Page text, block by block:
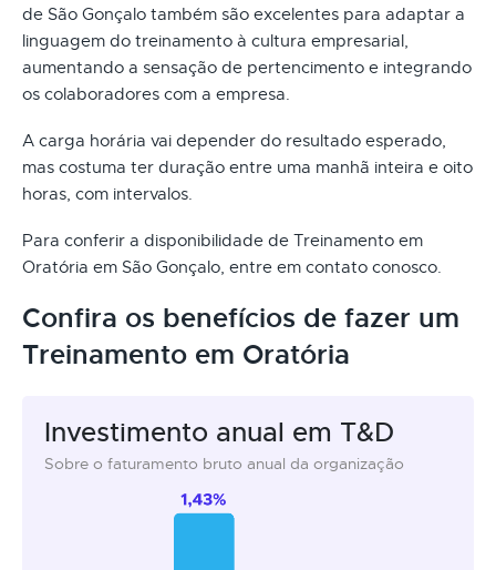
de São Gonçalo também são excelentes para adaptar a
linguagem do treinamento à cultura empresarial,
aumentando a sensação de pertencimento e integrando
os colaboradores com a empresa.
A carga horária vai depender do resultado esperado,
mas costuma ter duração entre uma manhã inteira e oito
horas, com intervalos.
Para conferir a disponibilidade de Treinamento em
Oratória em São Gonçalo, entre em contato conosco.
Confira os benefícios de fazer um
Treinamento em Oratória
Investimento anual em T&D
Sobre o faturamento bruto anual da organização